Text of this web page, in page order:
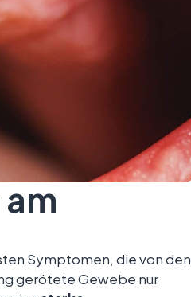
Symptomen, die von den
gerötete Gewebe nur